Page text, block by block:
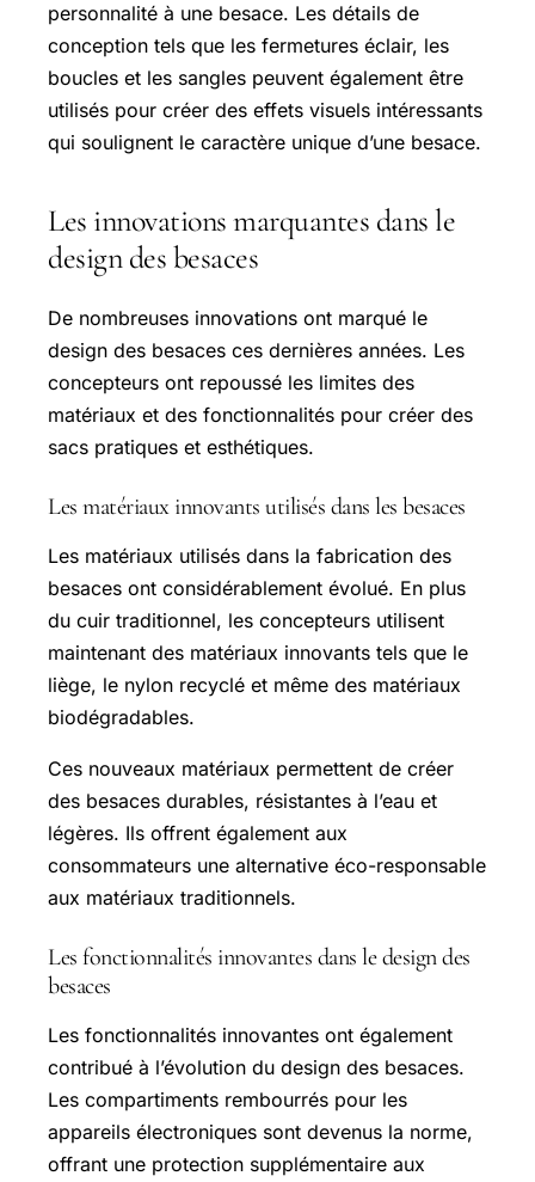
personnalité à une besace. Les détails de
conception tels que les fermetures éclair, les
boucles et les sangles peuvent également être
utilisés pour créer des effets visuels intéressants
qui soulignent le caractère unique d’une besace.
Les innovations marquantes dans le
design des besaces
De nombreuses innovations ont marqué le
design des besaces ces dernières années. Les
concepteurs ont repoussé les limites des
matériaux et des fonctionnalités pour créer des
sacs pratiques et esthétiques.
Les matériaux innovants utilisés dans les besaces
Les matériaux utilisés dans la fabrication des
besaces ont considérablement évolué. En plus
du cuir traditionnel, les concepteurs utilisent
maintenant des matériaux innovants tels que le
liège, le nylon recyclé et même des matériaux
biodégradables.
Ces nouveaux matériaux permettent de créer
des besaces durables, résistantes à l’eau et
légères. Ils offrent également aux
consommateurs une alternative éco-responsable
aux matériaux traditionnels.
Les fonctionnalités innovantes dans le design des
besaces
Les fonctionnalités innovantes ont également
contribué à l’évolution du design des besaces.
Les compartiments rembourrés pour les
appareils électroniques sont devenus la norme,
offrant une protection supplémentaire aux